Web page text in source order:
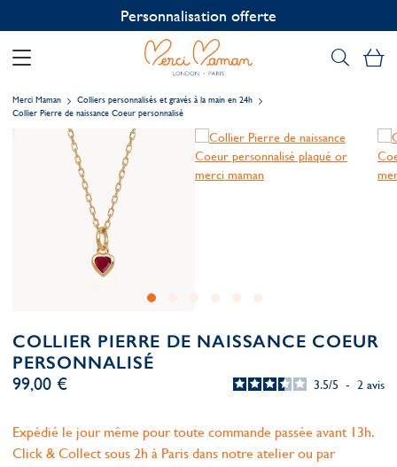
Personnalisation offerte
Merci Maman
Colliers personnalisés et gravés à la main en 24h
Collier Pierre de naissance Coeur personnalisé
COLLIER PIERRE DE NAISSANCE COEUR
PERSONNALISÉ
3.5/5 - 2 avis
99,00 €
Expédié le jour même pour toute commande passée avant 13h.
Click & Collect sous 2h à Paris dans notre atelier ou par